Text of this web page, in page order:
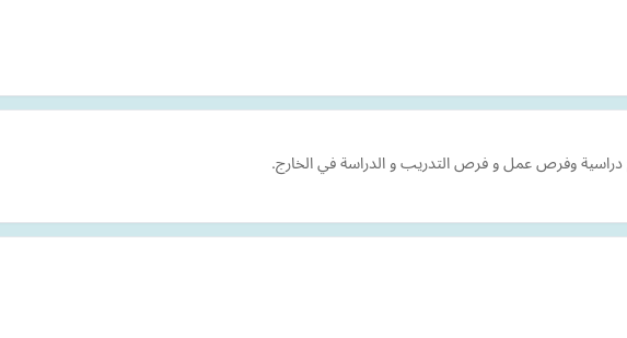
وفرص عمل و فرص التدريب و الدراسة في الخارج.